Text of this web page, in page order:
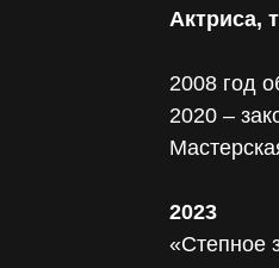
Актриса,
2008 год
2020 –
2023
«Степное